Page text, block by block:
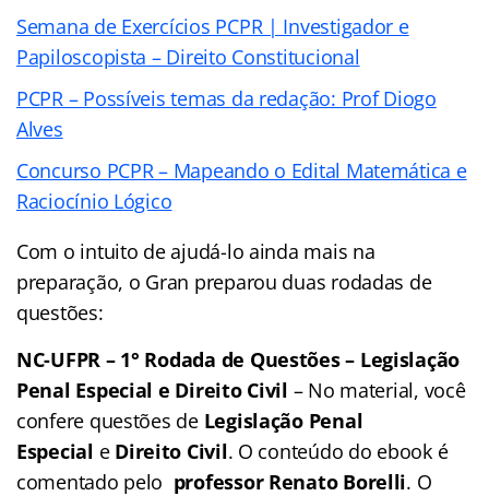
Semana de Exercícios PCPR | Investigador e
Papiloscopista – Direito Constitucional
PCPR – Possíveis temas da redação: Prof Diogo
Alves
Concurso PCPR – Mapeando o Edital Matemática e
Raciocínio Lógico
Com o intuito de ajudá-lo ainda mais na
preparação, o Gran preparou duas rodadas de
questões:
NC-UFPR – 1° Rodada de Questões – Legislação
Penal Especial e Direito Civil – No material, você
confere questões de Legislação Penal
Especial e Direito Civil. O conteúdo do ebook é
comentado pelo professor Renato Borelli. O